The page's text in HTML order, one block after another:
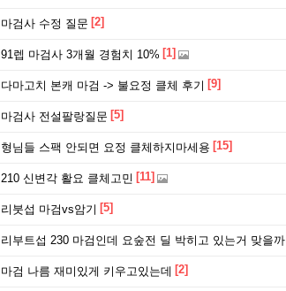
마검사 수정 질문 [2]
91렙 마검사 3개월 경험치 10% [1]
다마고치 본캐 마검 -> 불요정 클체 후기 [9]
마검사 전설팔랑질문 [5]
형님들 스팩 안되면 요정 클체하지마세용 [15]
210 신변각 활요 클체고민 [11]
리붓섭 마검vs암기 [5]
리부트섭 230 마검인데 요숲전 딜 박히고 있는거 맞을까
마검 나름 재미있게 키우고있는데 [2]